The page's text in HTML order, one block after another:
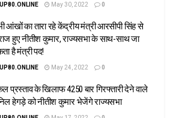
UP80.ONLINE May 30, 2022 0
आंखों का तारा रहे केंद्रीय मंत्री आरसीपी सिंह से
हुए नीतीश कुमार, राज्यसभा के साथ-साथ जा
है मंत्री पद!
UP80.ONLINE May 24, 2022 0
प्रस्ताव के खिलाफ 4250 बार गिरफ्तारी देने वाले
हेगड़े को नीतीश कुमार भेजेंगे राज्यसभा